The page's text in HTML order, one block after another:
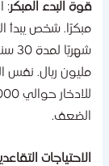
البدء المبكر:
التقاعدية